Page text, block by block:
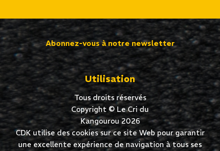
Abonnez-vous à notre newsletter
Utilisation
Tous droits réservés
Copyright © Le Cri du
Kangourou 2026
CDK utilise des cookies sur ce site Web pour garantir
une excellente expérience de navigation à tous ses